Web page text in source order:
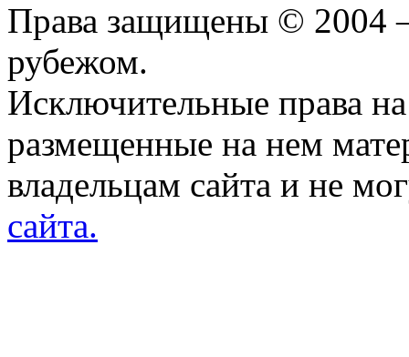
Права защищены © 2004
рубежом.
Исключительные права
размещенные на нем
владельцам сайта и не
сайта.